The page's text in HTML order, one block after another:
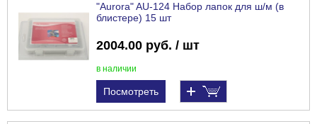
"Aurora" AU-124 Набор лапок для ш/м (в
блистере) 15 шт
2004.00 руб. / шт
в наличии
Посмотреть